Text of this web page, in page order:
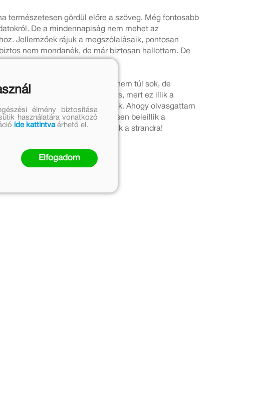
természetesen gördül előre a szöveg. Még fontosabb
De a mindennapiság nem mehet az
Jellemzőek rájuk a megszólalásaik, pontosan
nem mondanék, de már biztosan hallottam. De
könyvben legyenek rajzok, nem túl sok, de
túl kidolgozott, egyszerű stílus, mert ez illik a
felállított követelménynek. Ahogy olvasgattam
halásztam volna le: teljesen beleillik a
megfelel. Bátran vihetjük a strandra!
élmény biztosítása
használatára vonatkozó
ide kattintvaérhető el.
Elfogadom